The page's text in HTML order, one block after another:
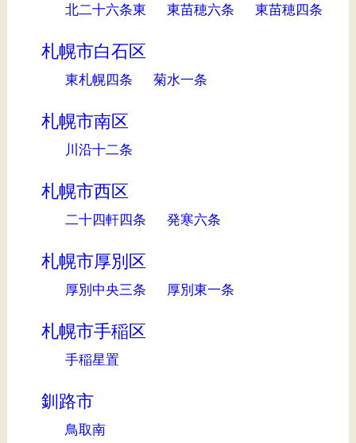
北二十六条東
東苗穂六条 東苗穂四条
札幌市白石区
東札幌四条 菊水一条
札幌市南区
川沿十二条
札幌市西区
二十四軒四条 発寒六条
札幌市厚別区
厚別中央三条 厚別東一条
札幌市手稲区
手稲星置
釧路市
鳥取南